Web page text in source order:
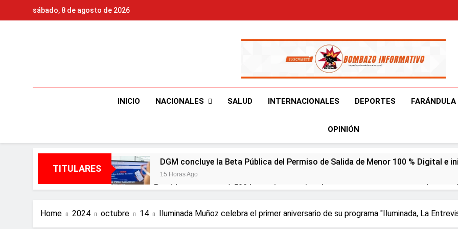
sábado, 8 de agosto de 2026
Bombazo
INICIO NACIONALES SALUD INTERNACIONALES DEPORTES FARÁNDULA
OPINIÓN
TITULARES
DGM concluye la Beta Pública del Permiso de Salida de Menor 100 % Digital
15 Horas Ago
Presidente entrega 1,500 becas internacionales para cursar programas de
15 Horas Ago
Star Sport desarrolla en Santiago la sexta jornada sobre Prevención de
Home 2024 octubre 14 Iluminada Muñoz celebra el primer aniversario de su programa "Iluminada, La